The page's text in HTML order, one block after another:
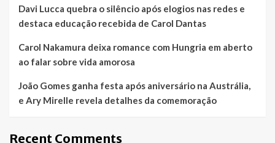
Davi Lucca quebra o silêncio após elogios nas redes e
destaca educação recebida de Carol Dantas
Carol Nakamura deixa romance com Hungria em aberto
ao falar sobre vida amorosa
João Gomes ganha festa após aniversário na Austrália,
e Ary Mirelle revela detalhes da comemoração
Recent Comments